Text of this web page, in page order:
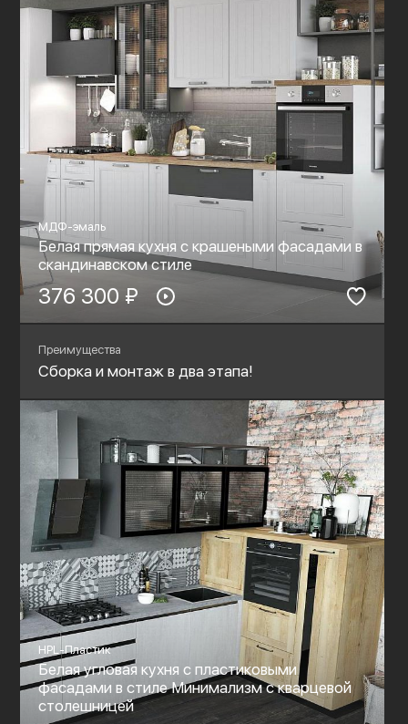
МДФ-эмаль
Белая прямая кухня с крашеными фасадами в
скандинавском стиле
376 300 ₽
Преимущества
Сборка и монтаж в два этапа!
HPL-Пластик
Белая угловая кухня с пластиковыми
фасадами в стиле Минимализм с кварцевой
столешницей